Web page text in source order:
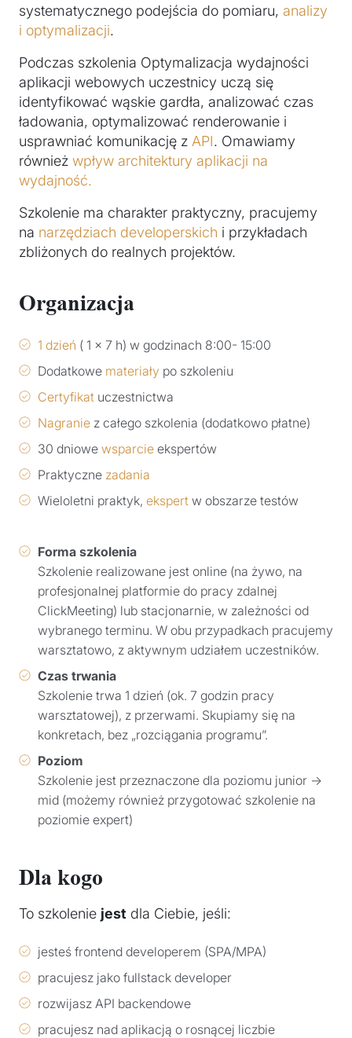
systematycznego podejścia do pomiaru, analizy
i optymalizacji.
Podczas szkolenia Optymalizacja wydajności
aplikacji webowych uczestnicy uczą się
identyfikować wąskie gardła, analizować czas
ładowania, optymalizować renderowanie i
usprawniać komunikację z API. Omawiamy
również wpływ architektury aplikacji na
wydajność.
Szkolenie ma charakter praktyczny, pracujemy
na narzędziach developerskich i przykładach
zbliżonych do realnych projektów.
Organizacja
1 dzień ( 1 x 7 h) w godzinach 8:00- 15:00
Dodatkowe materiały po szkoleniu
Certyfikat uczestnictwa
Nagranie z całego szkolenia (dodatkowo płatne)
30 dniowe wsparcie ekspertów
Praktyczne zadania
Wieloletni praktyk, ekspert w obszarze testów
Forma szkolenia
Szkolenie realizowane jest online (na żywo, na
profesjonalnej platformie do pracy zdalnej
ClickMeeting) lub stacjonarnie, w zależności od
wybranego terminu. W obu przypadkach pracujemy
warsztatowo, z aktywnym udziałem uczestników.
Czas trwania
Szkolenie trwa 1 dzień (ok. 7 godzin pracy
warsztatowej), z przerwami. Skupiamy się na
konkretach, bez „rozciągania programu”.
Poziom
Szkolenie jest przeznaczone dla poziomu junior →
mid (możemy również przygotować szkolenie na
poziomie expert)
Dla kogo
To szkolenie jest dla Ciebie, jeśli:
jesteś frontend developerem (SPA/MPA)
pracujesz jako fullstack developer
rozwijasz API backendowe
pracujesz nad aplikacją o rosnącej liczbie